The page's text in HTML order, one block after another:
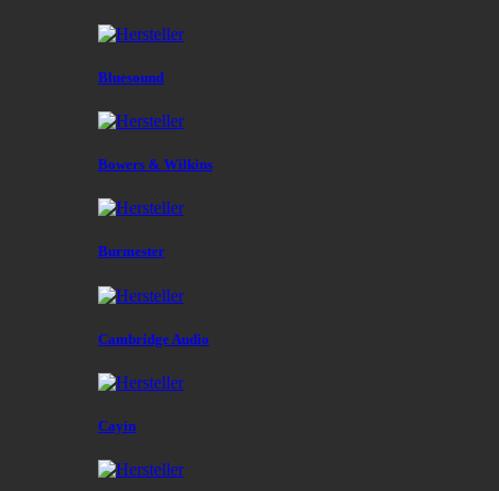
Bluesound
Bowers & Wilkins
Burmester
Cambridge Audio
Cayin